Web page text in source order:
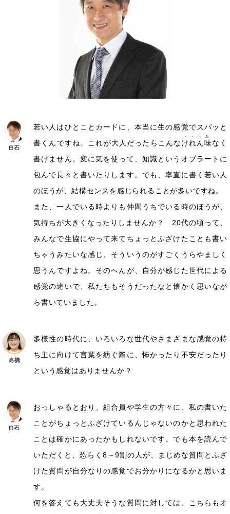
若い人はひとことカードに、本当に生の感覚でスパッと
書くんですね。これが大人だったらこんなけれん味
・・・み
なく
書けません。変に気を使って、知識というオブラートに
包んで長々と書いたりします。でも、率直に書く若い人
のほうが、結構センスを感じられることが多いですね。
また、一人でいる時よりも仲間うちでいる時のほうが、
気持ちが大きくなったりしませんか？ 20代の頃って、
みんなで生協にやって来てちょっとふざけたことも書い
ちゃうみたいな感じ、そういうのがすごくうらやましく
思うんですよね。そのへんが、自分が感じた世代による
感覚の違いで、私たちもそうだったなと懐かく思いなが
ら書いていました。
多様性の時代に、いろいろな世代やさまざまな感覚の持
ち主に向けて言葉を紡ぐ際に、怖かったり不安だったり
という感覚はありませんか？
おっしゃるとおり、組合員や学生の方々に、私の書いた
ことがちょっとふざけているんじゃないのかと思われた
ことは確かにあったかもしれないです。でも本を読んで
いただくと、恐らく8～9割の人が、まじめな質問とふざ
けた質問が自分なりの感覚でお分かりになるかと思いま
す。
何を答えても大丈夫そうな質問に対しては、こちらもオ